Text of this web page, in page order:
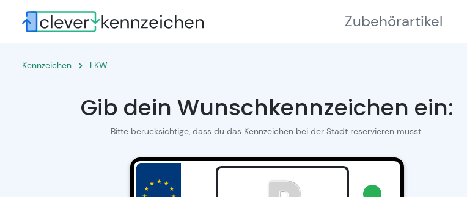
Zubehörartikel
Kennzeichen LKW
Gib dein Wunschkennzeichen ein:
Bitte berücksichtige, dass du das Kennzeichen bei der Stadt reservieren musst.